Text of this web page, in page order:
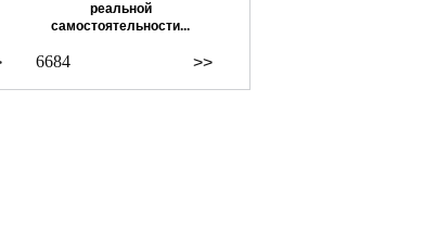
реальной
самостоятельности...
>>
6684